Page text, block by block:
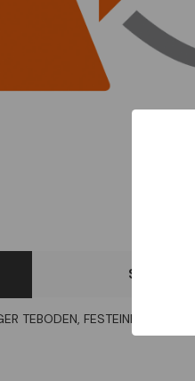
Scheda
TEBODEN, FESTEINBAU, F